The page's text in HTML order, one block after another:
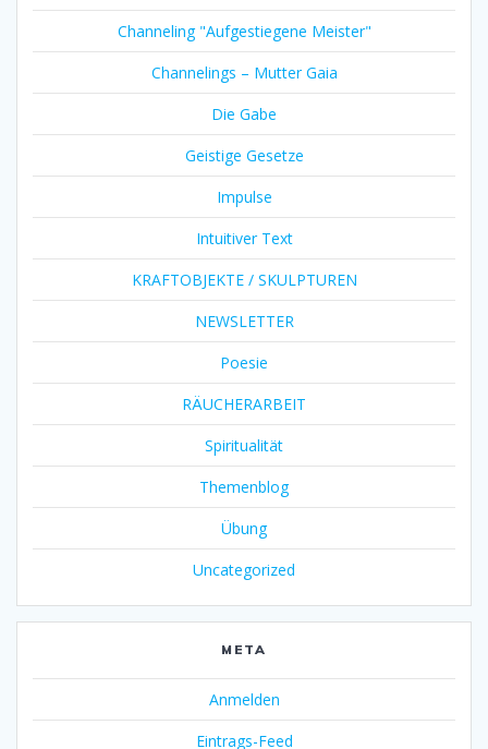
Channeling "Aufgestiegene Meister"
Channelings – Mutter Gaia
Die Gabe
Geistige Gesetze
Impulse
Intuitiver Text
KRAFTOBJEKTE / SKULPTUREN
NEWSLETTER
Poesie
RÄUCHERARBEIT
Spiritualität
Themenblog
Übung
Uncategorized
META
Anmelden
Eintrags-Feed